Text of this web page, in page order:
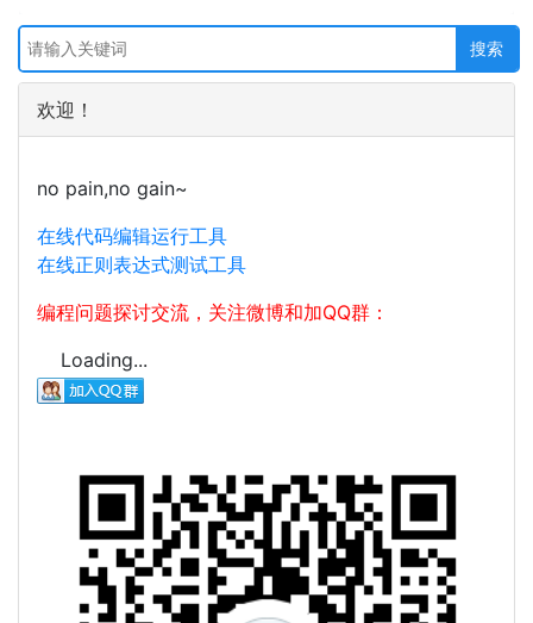
欢迎！
no pain,no gain~
在线代码编辑运行工具
在线正则表达式测试工具
编程问题探讨交流，关注微博和加QQ群：
Loading...